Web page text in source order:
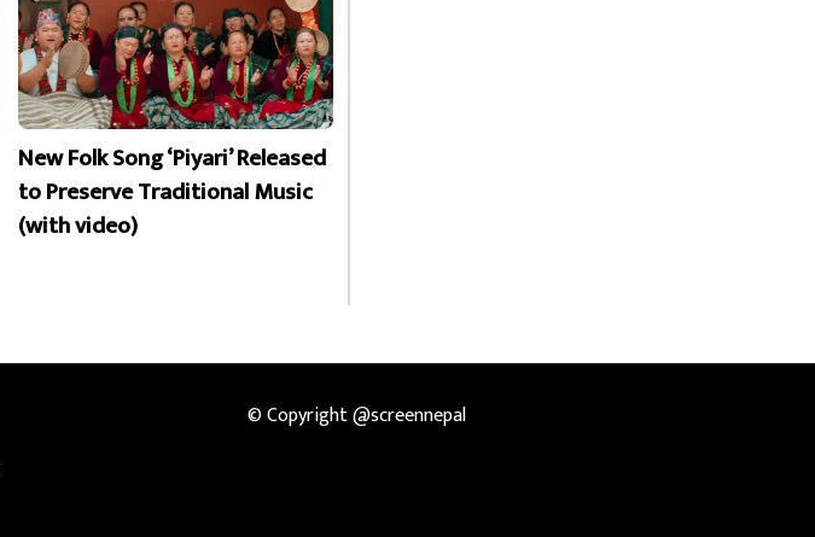
New Folk Song ‘Piyari’ Released
to Preserve Traditional Music
(with video)
© Copyright @screennepal